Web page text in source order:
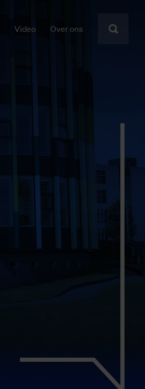
Video Over ons